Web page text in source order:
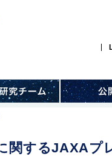
関するJAXAプ